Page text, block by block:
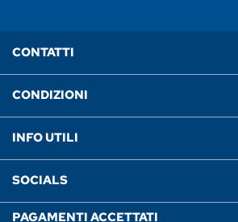
CONTATTI
CONDIZIONI
INFO UTILI
SOCIALS
PAGAMENTI ACCETTATI